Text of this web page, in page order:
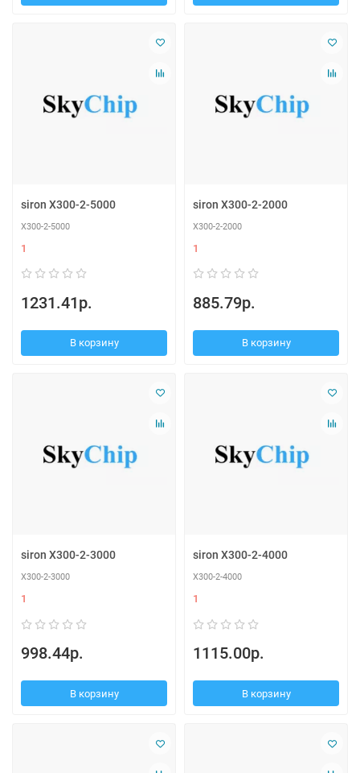
siron X300-2-5000
X300-2-5000
1
1231.41р.
В корзину
siron X300-2-2000
X300-2-2000
1
885.79р.
В корзину
siron X300-2-3000
X300-2-3000
1
998.44р.
В корзину
siron X300-2-4000
X300-2-4000
1
1115.00р.
В корзину